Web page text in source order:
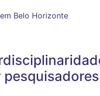
Belo Horizonte